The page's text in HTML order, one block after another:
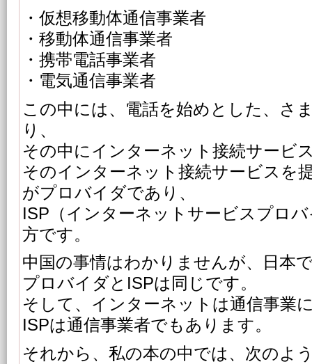
・仮想移動体通信事業者
・移動体通信事業者
・携帯電話事業者
・電気通信事業者
この中には、電話を始めとした、さ
り、
その中にインターネット接続サービ
そのインターネット接続サービスを
がプロバイダであり、
ISP（インターネットサービスプロ
方です。
中国の事情はわかりませんが、日本
プロバイダとISPは同じです。
そして、インターネットは通信事業
ISPは通信事業者でもあります。
それから、私の本の中では、次のよ